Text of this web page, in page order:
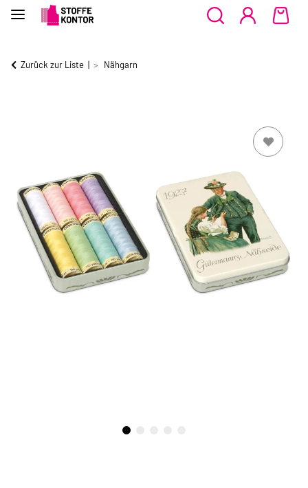
Zurück zur Liste Nähgarn